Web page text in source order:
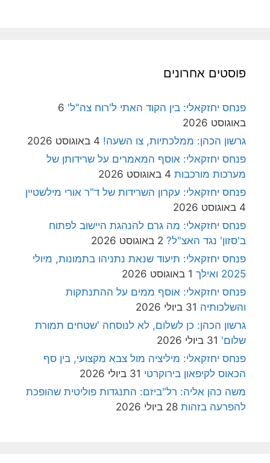
פוסטים אחרונים
פנחס יחזקאלי: בין הקוד האתי ל'רוח צה"ל' 6
באוגוסט 2026
גרשון הכהן: ממלכתיות, צו השעה! 4 באוגוסט 2026
פנחס יחזקאלי: אוסף המאמרים על שרידותן של
מערכות מורכבות 4 באוגוסט 2026
פנחס יחזקאלי: עקרון השרידות של ד"ר אורי מילשטיין
4 באוגוסט 2026
פנחס יחזקאלי: מה גרם להנהגת היישוב לפתוח
ב'סזון' נגד האצ"ל? 2 באוגוסט 2026
פנחס יחזקאלי: תיעוד שנאת נתניהו בתמונות, מיולי
2025 ואילך
1 באוגוסט 2026
פנחס יחזקאלי: אוסף ממים על ההתנתקות
והשלכותיה 31 ביולי 2026
גרשון הכהן: כן לשלום, לא לנוסחה 'שטחים תמורת
שלום' 31 ביולי 2026
פנחס יחזקאלי: מיליציה מול צבא מקצועי, בין סף
הכאוס לקיפאון בירוקרטי 31 ביולי 2026
משה כהן אליה: רל"ביזם: התנגדות פוליטית שהופכת
להפרעה בזהות 28 ביולי 2026